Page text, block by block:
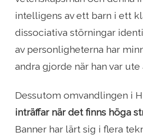
intelligens av ett barn i ett
dissociativa störningar
av personligheterna har
andra gjorde när han var
Dessutom omvandlingen i
inträffar när det finns höga
Banner har lärt sig i flera